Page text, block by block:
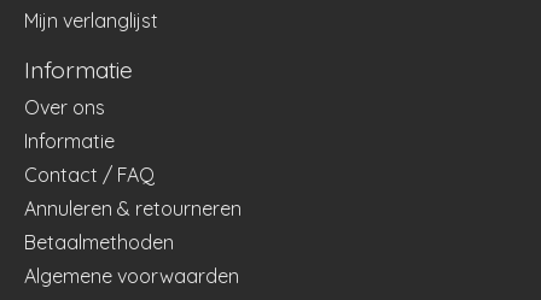
Mijn verlanglijst
Informatie
Over ons
Informatie
Contact / FAQ
Annuleren & retourneren
Betaalmethoden
Algemene voorwaarden